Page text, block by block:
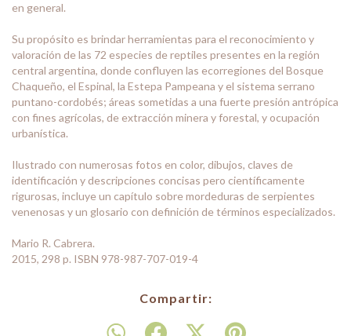
en general.
Su propósito es brindar herramientas para el reconocimiento y
valoración de las 72 especies de reptiles presentes en la región
central argentina, donde confluyen las ecorregiones del Bosque
Chaqueño, el Espinal, la Estepa Pampeana y el sistema serrano
puntano-cordobés; áreas sometidas a una fuerte presión antrópica
con fines agrícolas, de extracción minera y forestal, y ocupación
urbanística.
Ilustrado con numerosas fotos en color, dibujos, claves de
identificación y descripciones concisas pero científicamente
rigurosas, incluye un capítulo sobre mordeduras de serpientes
venenosas y un glosario con definición de términos especializados.
Mario R. Cabrera.
2015, 298 p. ISBN 978-987-707-019-4
Compartir: